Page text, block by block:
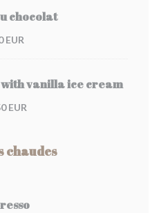
chocolat
EUR
vanilla ice cream
EUR
chaudes